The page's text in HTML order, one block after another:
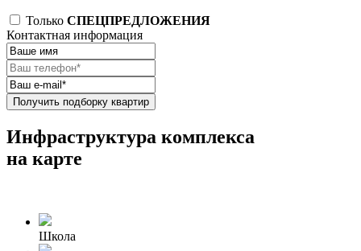
Только СПЕЦПРЕДЛОЖЕНИЯ
Контактная информация
Получить подборку квартир
Инфраструктура комплекса
на карте
Школа